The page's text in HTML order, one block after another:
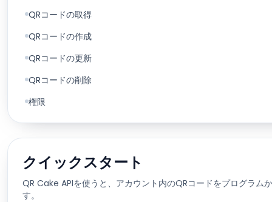
QRコードの取得
QRコードの作成
QRコードの更新
QRコードの削除
権限
クイックスタート
QR Cake APIを使うと、アカウント内のQRコードをプログラム
す。